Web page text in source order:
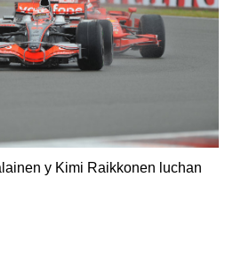
y Kimi Raikkonen luchan